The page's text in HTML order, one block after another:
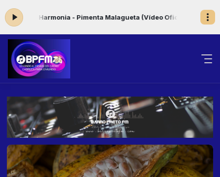
Harmonia - Pimenta Malagueta (Vídeo Oficial)NAS VEIAS DO